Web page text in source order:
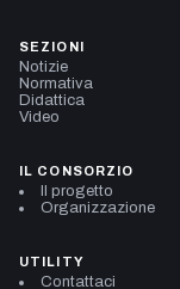
SEZIONI
Notizie
Normativa
Didattica
Video
IL CONSORZIO
Il progetto
Organizzazione
UTILITY
Contattaci